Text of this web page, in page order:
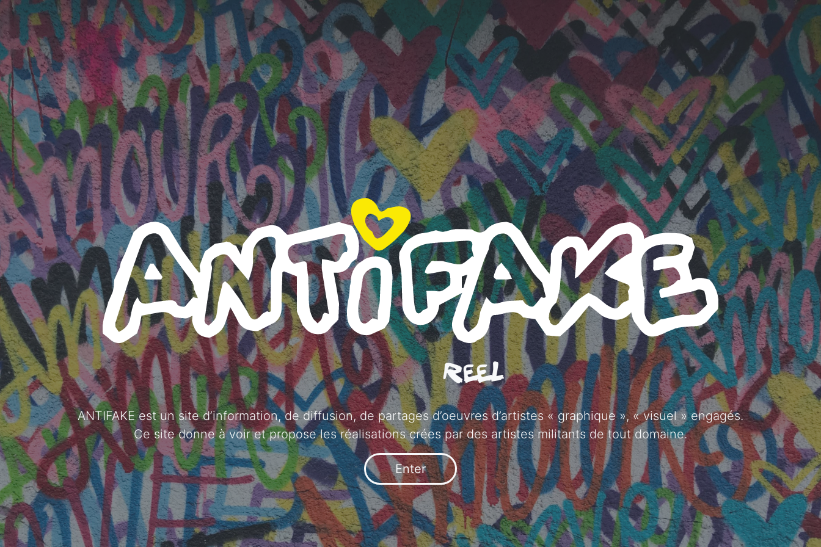
REEL
ANTIFAKE est un site d’information, de diffusion, de partages d’oeuvres d’artistes « graphique », « visuel » engagés.
Ce site donne à voir et propose les réalisations crées par des artistes militants de tout domaine.
Enter